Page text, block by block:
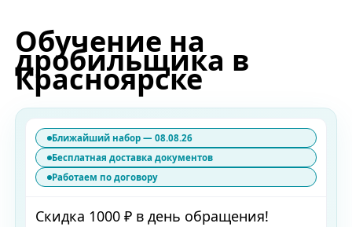
Обучение на
дробильщика в
Красноярске
Ближайший набор — 08.08.26
Бесплатная доставка документов
Работаем по договору
Скидка 1000 ₽ в день обращения!